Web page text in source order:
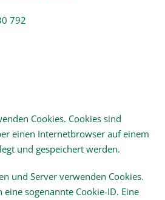
792
Cookies. Cookies sind
einen Internetbrowser auf einem
und gespeichert werden.
und Server verwenden Cookies.
sogenannte Cookie-ID. Eine